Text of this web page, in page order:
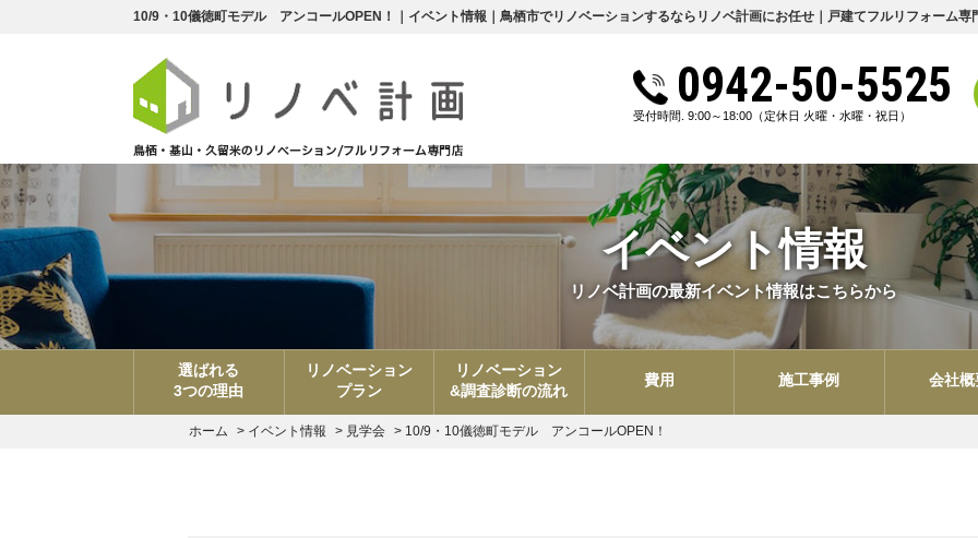
10/9・10儀徳町モデル アンコールOPEN！｜イベント情報｜鳥栖市でリノベーションするならリノベ計画にお任せ｜戸建てフルリフォーム専
0942-50-5525
受付時間. 9:00～18:00 （定休日 火曜・水曜・祝日）
イベント情報
リノベ計画の最新イベント情報はこちらから
選ばれる
3つの理由
リノベーション
プラン
リノベーション
&調査診断の流れ
費用 施工事例 会社概
ホーム > イベント情報 > 見学会 > 10/9・10儀徳町モデル アンコールOPEN！